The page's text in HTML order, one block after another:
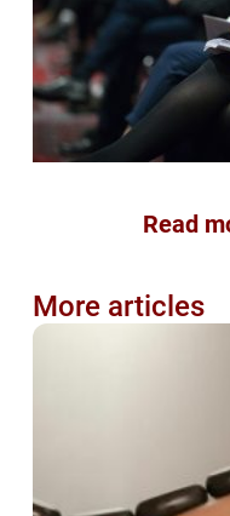
Read
More articles